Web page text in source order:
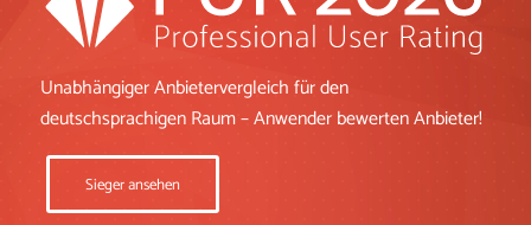
Unabhängiger Anbietervergleich für den
deutschsprachigen Raum – Anwender bewerten Anbieter!
Sieger ansehen